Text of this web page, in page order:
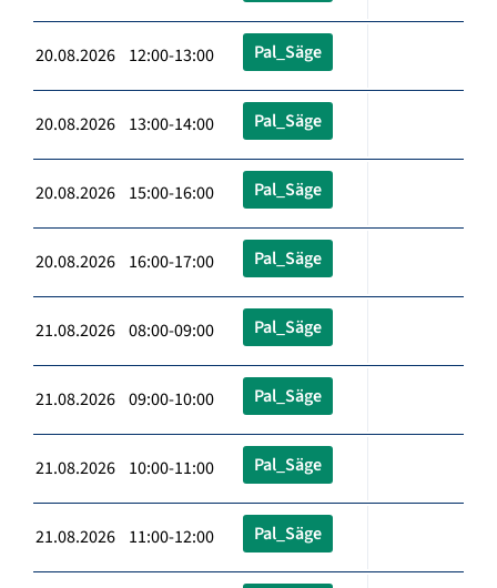
20.08.2026 12:00-13:00 Pal_Säge
20.08.2026 13:00-14:00 Pal_Säge
20.08.2026 15:00-16:00 Pal_Säge
20.08.2026 16:00-17:00 Pal_Säge
21.08.2026 08:00-09:00 Pal_Säge
21.08.2026 09:00-10:00 Pal_Säge
21.08.2026 10:00-11:00 Pal_Säge
21.08.2026 11:00-12:00 Pal_Säge